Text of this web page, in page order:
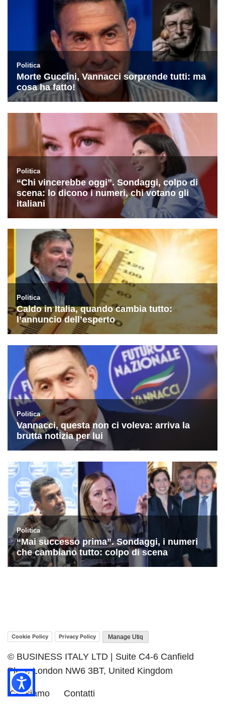
Cookie Policy Privacy Policy Manage Utiq
© BUSINESS ITALY LTD | Suite C4-6 Canfield
Place London NW6 3BT, United Kingdom
Chi siamo Contatti